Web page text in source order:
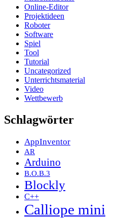
Online-Editor
Projektideen
Roboter
Software
Spiel
Tool
Tutorial
Uncategorized
Unterrichtsmaterial
Video
Wettbewerb
Schlagwörter
AppInventor
AR
Arduino
B.O.B.3
Blockly
C++
Calliope mini